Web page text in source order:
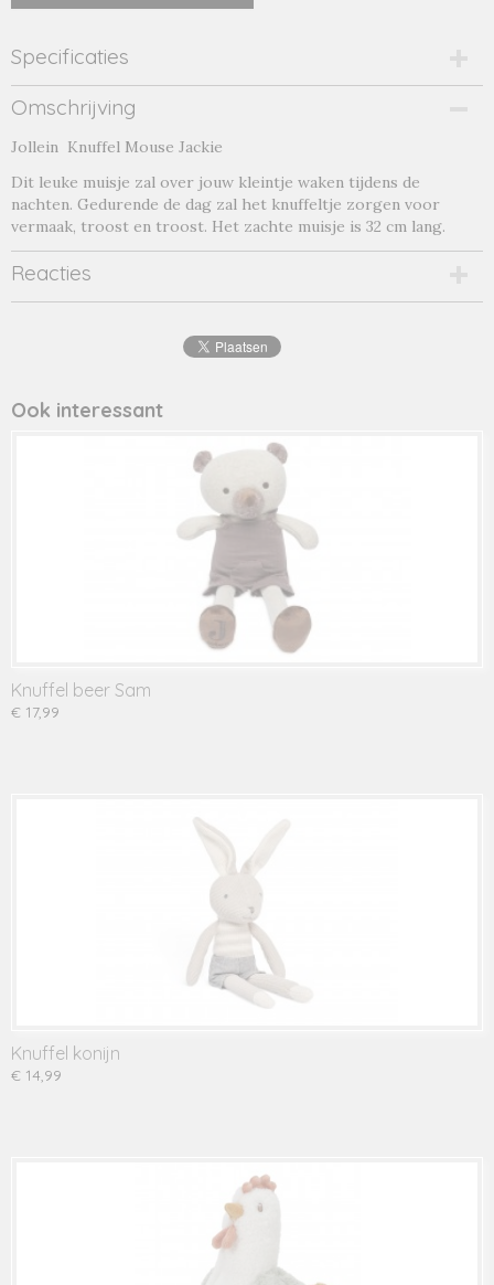
Specificaties
Productcode
mouse jackie
Productcode leverancier
Omschrijving
Jollein Knuffel Mouse Jackie
Dit leuke muisje zal over jouw kleintje waken tijdens de
nachten. Gedurende de dag zal het knuffeltje zorgen voor
vermaak, troost en troost. Het zachte muisje is 32 cm lang.
Reacties
Ook interessant
Knuffel beer Sam
€ 17,99
Knuffel konijn
€ 14,99